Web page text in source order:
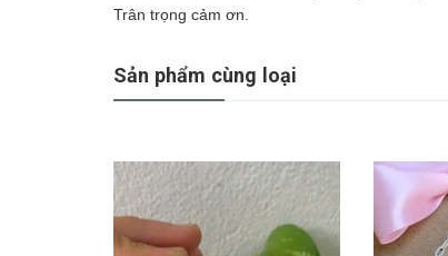
Trân trọng cảm ơn.
Sản phẩm cùng loại